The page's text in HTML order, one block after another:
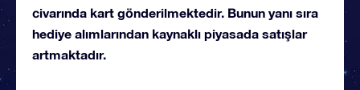
civarında kart gönderilmektedir. Bunun yanı sıra
hediye alımlarından kaynaklı piyasada satışlar
artmaktadır.